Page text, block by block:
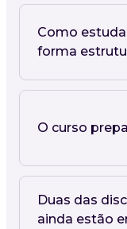
Como
forma
O curso
Duas das
ainda estão